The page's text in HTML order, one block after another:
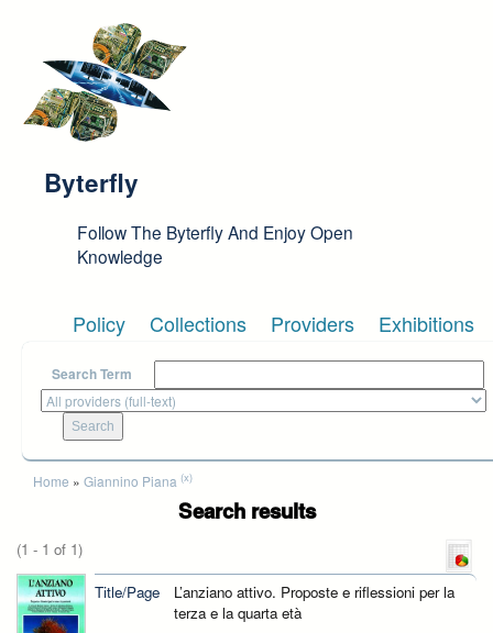
Byterfly
Follow The Byterfly And Enjoy Open
Knowledge
Policy Collections Providers Exhibitions
Search Term
You are here
Home » Giannino Piana (x)
Search results
(1 - 1 of 1)
Title/Page
L’anziano attivo. Proposte e riflessioni per la
terza e la quarta età